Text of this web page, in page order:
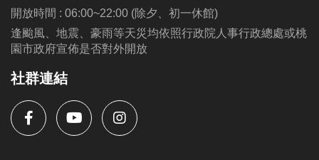
連絡資訊
-洽詢專線：03-2639066 #115、116
https://www.lzsports.com.tw/zh_TW/news/pageID/1/
-FB : 桃園市蘆竹國民運動中心
-IG : @luzhusports
開放時間 : 06:00~22:00 (除夕、初一休館)
逢颱風、地震、豪雨等天災均依照行政院人事行政總處或桃
園市政府宣佈是否對外開放
社群連結